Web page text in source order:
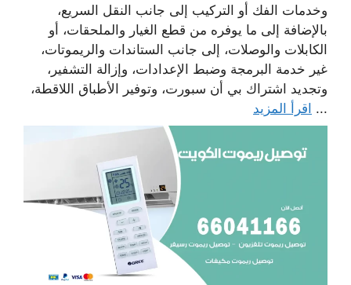
وخدمات الفك أو التركيب إلى جانب النقل السريع،
بالإضافة إلى ما يوفره من قطع الغيار والملحقات، أو
الكابلات والوصلات، إلى جانب الستاندات والريموتات،
غير خدمة البرمجة وضبط الإعدادات، وإزالة التشفير،
وتجديد اشتراك بي أن سبورت، وتوفير الأطباق اللاقطة،
... اقرأ المزيد